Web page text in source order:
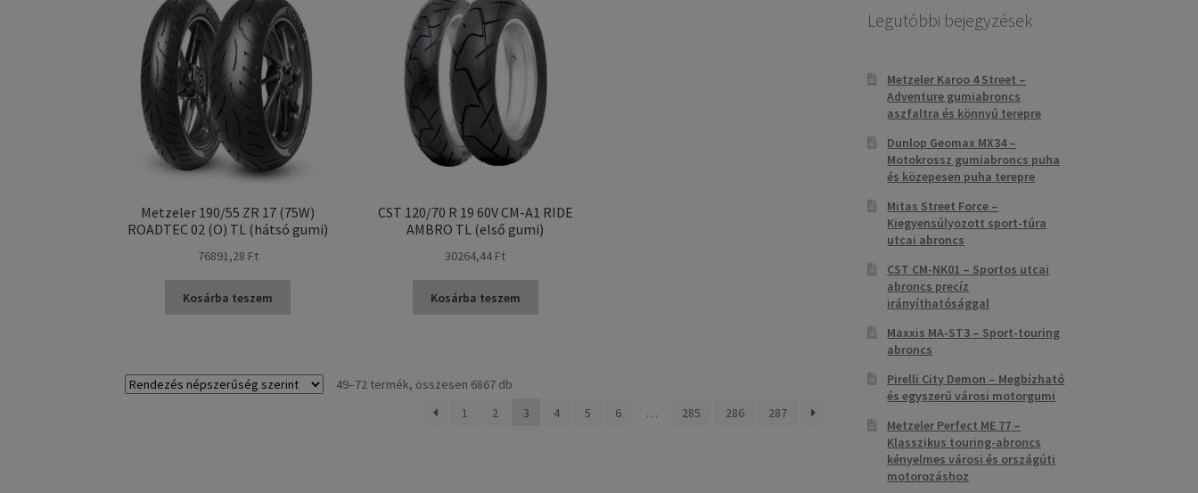
Metzeler 190/55 ZR 17 (75W)
ROADTEC 02 (O) TL (hátsó gumi)
76891,28 Ft
Kosárba teszem
CST 120/70 R 19 60V CM-A1 RIDE
AMBRO TL (első gumi)
30264,44 Ft
Kosárba teszem
49–72 termék, összesen 6867 db
1 2 3 4 5 6 … 285 286 287
Legutóbbi bejegyzések
Metzeler Karoo 4 Street –
Adventure gumiabroncs
aszfaltra és könnyű terepre
Dunlop Geomax MX34 –
Motokrossz gumiabroncs puha
és közepesen puha terepre
Mitas Street Force –
Kiegyensúlyozott sport-túra
utcai abroncs
CST CM-NK01 – Sportos utcai
abroncs precíz
irányíthatósággal
Maxxis MA-ST3 – Sport-touring
abroncs
Pirelli City Demon – Megbízható
és egyszerű városi motorgumi
Metzeler Perfect ME 77 –
Klasszikus touring-abroncs
kényelmes városi és országúti
motorozáshoz